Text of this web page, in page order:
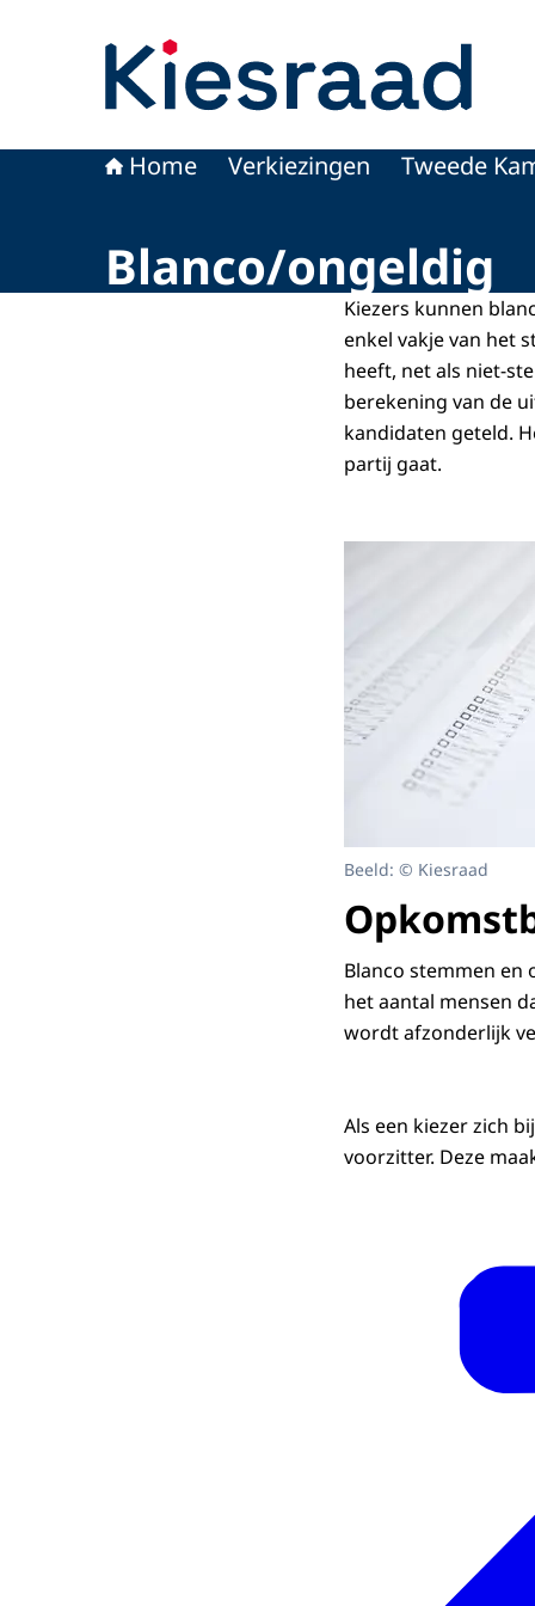
Home Verkiezingen Tweede
Blanco/ongeldig
Kiezers kunnen
enkel vakje van het
heeft, net als niet-
berekening van de
kandidaten geteld.
partij gaat.
Beeld: © Kiesraad
Blanco stemmen en
het aantal mensen
wordt afzonderlijk
Als een kiezer zich
voorzitter. Deze